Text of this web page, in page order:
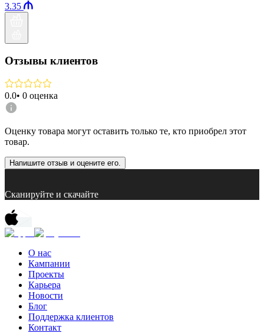
3.35
Отзывы клиентов
0.0• 0 оценка
Оценку товара могут оставить только те, кто приобрел этот
товар.
Напишите отзыв и оцените его.
Сканируйте и скачайте
О нас
Кампании
Проекты
Карьера
Новости
Блог
Поддержка клиентов
Контакт